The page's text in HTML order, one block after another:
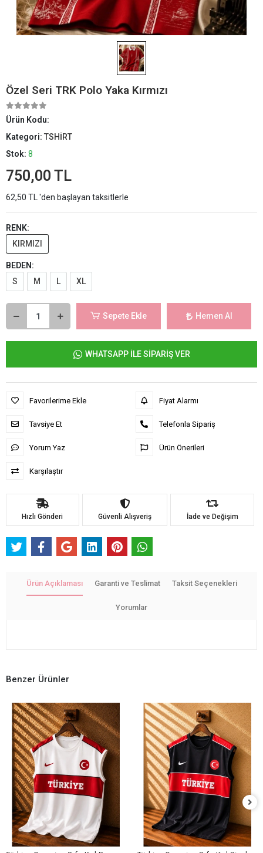
Özel Seri TRK Polo Yaka Kırmızı
Ürün Kodu:
Kategori: TSHİRT
Stok: 8
750,00 TL
62,50 TL 'den başlayan taksitlerle
RENK:
KIRMIZI
BEDEN:
S
M L XL
Sepete Ekle Hemen Al
WHATSAPP İLE SİPARİŞ VER
Favorilerime Ekle
Tavsiye Et
Yorum Yaz
Karşılaştır
Fiyat Alarmı
Telefonla Sipariş
Ürün Önerileri
Hızlı Gönderi Güvenli Alışveriş İade ve Değişim
Ürün Açıklaması Garanti ve Teslimat Taksit Seçenekleri
Yorumlar
Benzer Ürünler